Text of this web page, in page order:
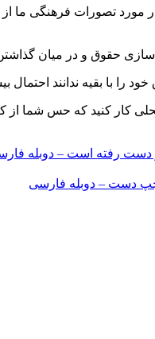
مورد تصورات فرهنگی ما
حقوق و در میان
را با بقیه ندانند
کار کنید که حس شما
دست رفته است – دوبله
چپ دست – دوبله فارسی